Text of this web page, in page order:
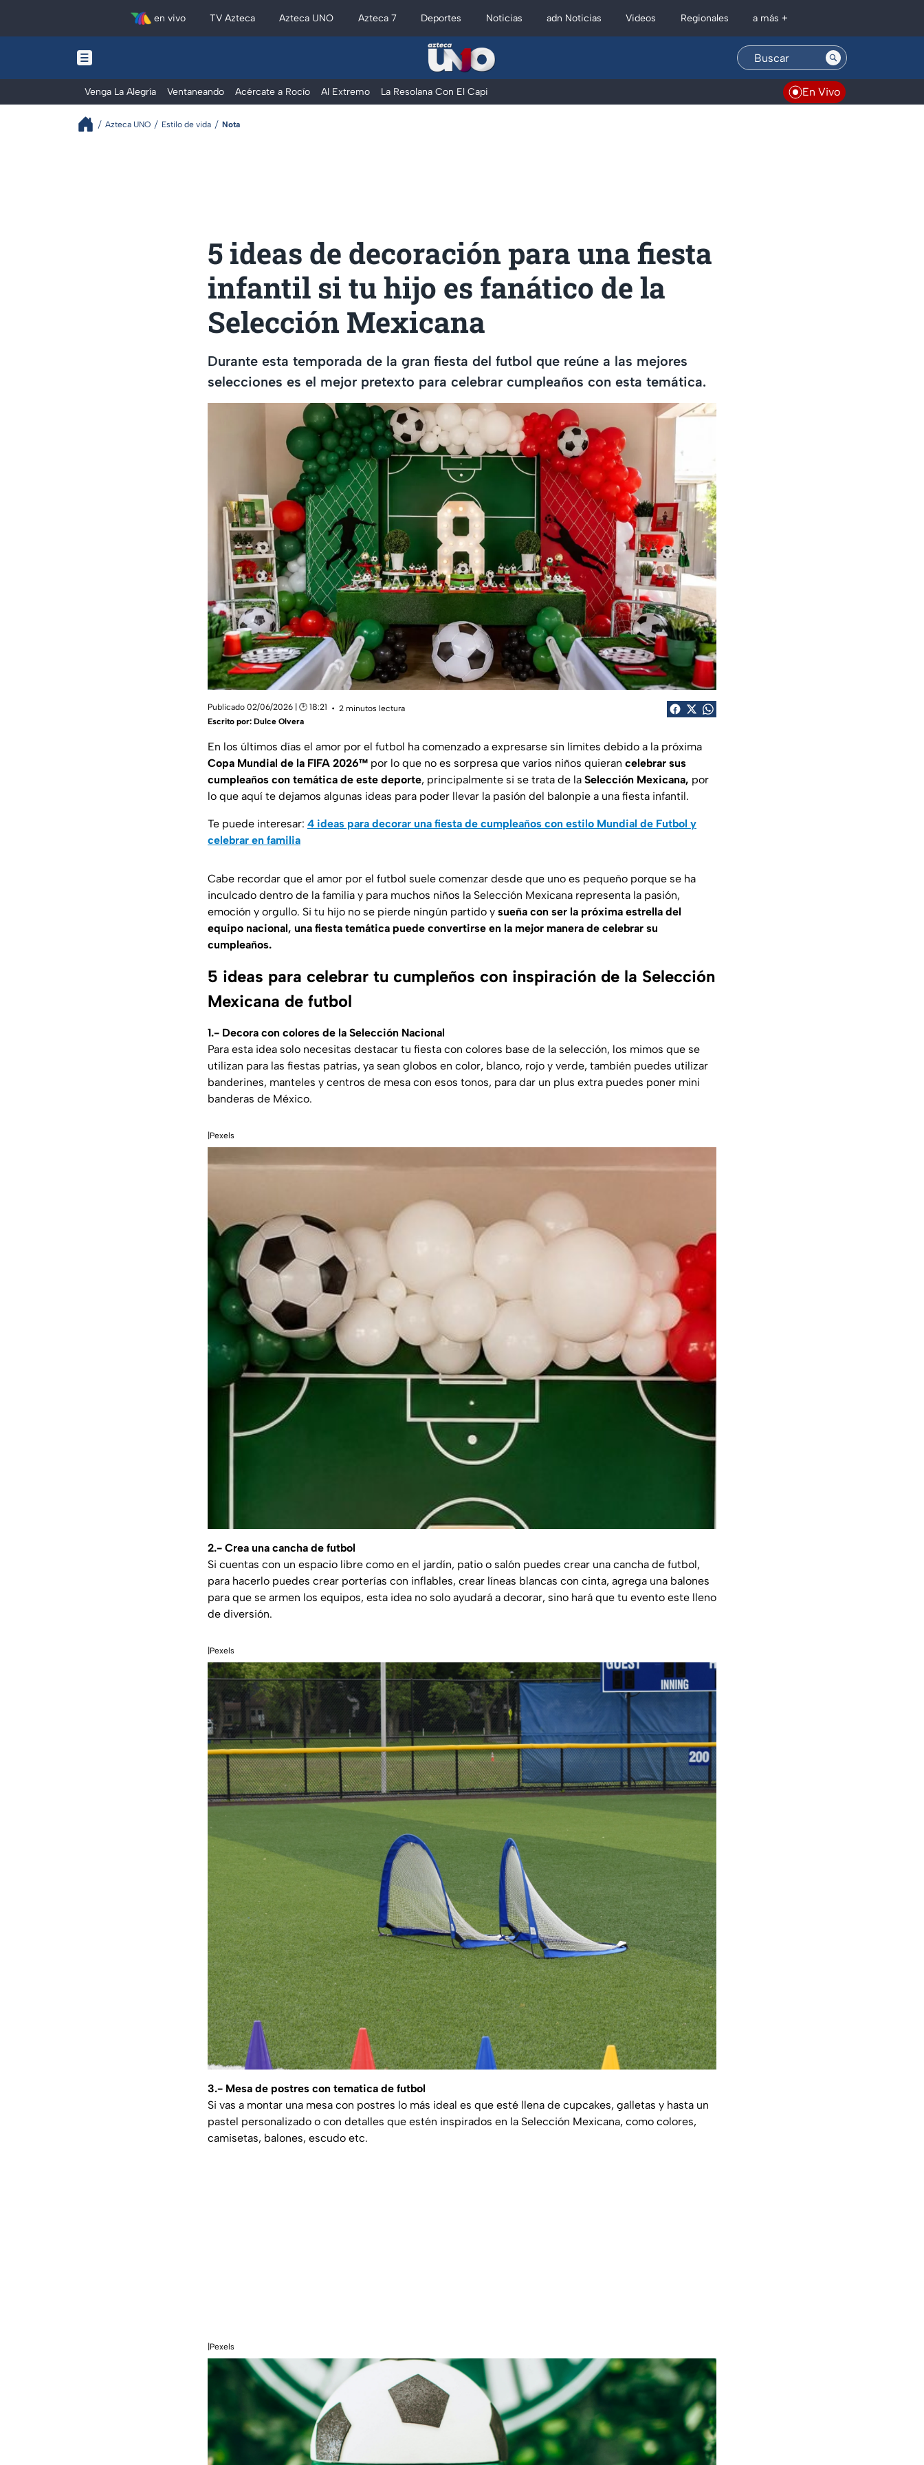
en vivo TV Azteca Azteca UNO Azteca 7 Deportes Noticias adn Noticias Videos Regionales a más +
Venga La Alegría Ventaneando Acércate a Rocío Al Extremo La Resolana Con El Capi En Vivo
Azteca UNO Estilo de vida Nota
5 ideas de decoración para una fiesta
infantil si tu hijo es fanático de la
Selección Mexicana
Durante esta temporada de la gran fiesta del futbol que reúne a las mejores
selecciones es el mejor pretexto para celebrar cumpleaños con esta temática.
Publicado 02/06/2026 | 🕑 18:21
2 minutos lectura
Escrito por: Dulce Olvera
En los últimos días el amor por el futbol ha comenzado a expresarse sin límites debido a la próxima
Copa Mundial de la FIFA 2026™ por lo que no es sorpresa que varios niños quieran celebrar sus
cumpleaños con temática de este deporte, principalmente si se trata de la Selección Mexicana, por
lo que aquí te dejamos algunas ideas para poder llevar la pasión del balonpie a una fiesta infantil.
Te puede interesar: 4 ideas para decorar una fiesta de cumpleaños con estilo Mundial de Futbol y
celebrar en familia
Cabe recordar que el amor por el futbol suele comenzar desde que uno es pequeño porque se ha
inculcado dentro de la familia y para muchos niños la Selección Mexicana representa la pasión,
emoción y orgullo. Si tu hijo no se pierde ningún partido y sueña con ser la próxima estrella del
equipo nacional, una fiesta temática puede convertirse en la mejor manera de celebrar su
cumpleaños.
5 ideas para celebrar tu cumpleños con inspiración de la Selección
Mexicana de futbol
1.- Decora con colores de la Selección Nacional
Para esta idea solo necesitas destacar tu fiesta con colores base de la selección, los mimos que se
utilizan para las fiestas patrias, ya sean globos en color, blanco, rojo y verde, también puedes utilizar
banderines, manteles y centros de mesa con esos tonos, para dar un plus extra puedes poner mini
banderas de México.
|Pexels
2.- Crea una cancha de futbol
Si cuentas con un espacio libre como en el jardín, patio o salón puedes crear una cancha de futbol,
para hacerlo puedes crear porterías con inflables, crear líneas blancas con cinta, agrega una balones
para que se armen los equipos, esta idea no solo ayudará a decorar, sino hará que tu evento este lleno
de diversión.
|Pexels
3.- Mesa de postres con tematica de futbol
Si vas a montar una mesa con postres lo más ideal es que esté llena de cupcakes, galletas y hasta un
pastel personalizado o con detalles que estén inspirados en la Selección Mexicana, como colores,
camisetas, balones, escudo etc.
|Pexels